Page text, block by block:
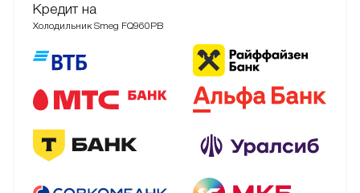
Кредит на
Холодильник Smeg FQ960PB